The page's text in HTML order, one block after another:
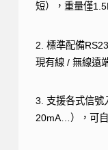
短），重量僅
2. 標準配備
現有線/ 無線遠
3. 支援各式信號
20mA…
），可